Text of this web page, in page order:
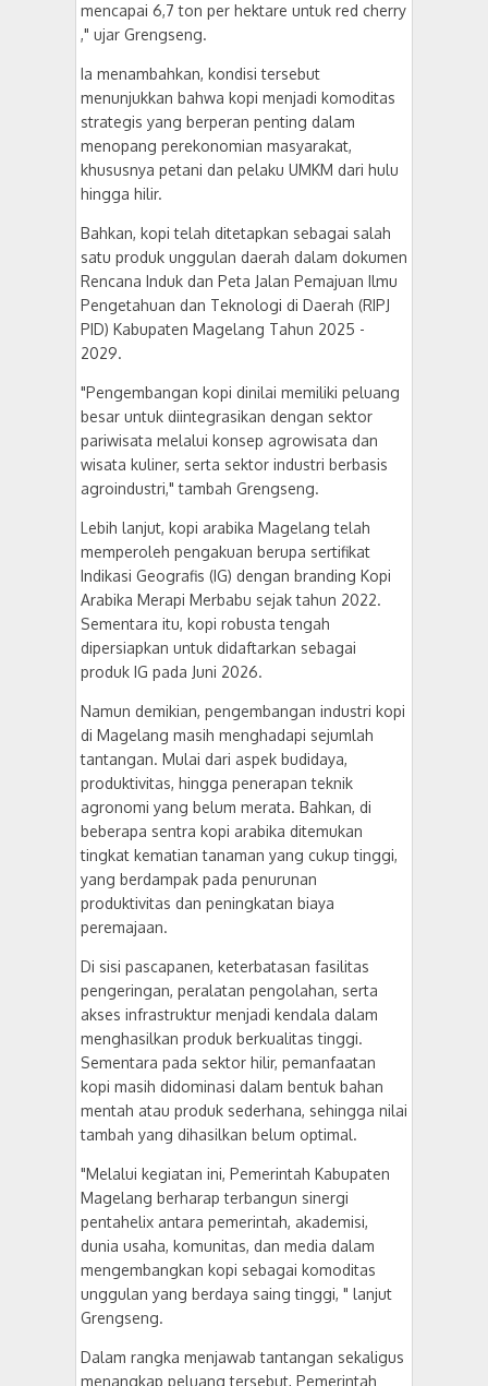
mencapai 6,7 ton per hektare untuk red cherry
," ujar Grengseng.
Ia menambahkan, kondisi tersebut
menunjukkan bahwa kopi menjadi komoditas
strategis yang berperan penting dalam
menopang perekonomian masyarakat,
khususnya petani dan pelaku UMKM dari hulu
hingga hilir.
Bahkan, kopi telah ditetapkan sebagai salah
satu produk unggulan daerah dalam dokumen
Rencana Induk dan Peta Jalan Pemajuan Ilmu
Pengetahuan dan Teknologi di Daerah (RIPJ
PID) Kabupaten Magelang Tahun 2025 -
2029.
"Pengembangan kopi dinilai memiliki peluang
besar untuk diintegrasikan dengan sektor
pariwisata melalui konsep agrowisata dan
wisata kuliner, serta sektor industri berbasis
agroindustri," tambah Grengseng.
Lebih lanjut, kopi arabika Magelang telah
memperoleh pengakuan berupa sertifikat
Indikasi Geografis (IG) dengan branding Kopi
Arabika Merapi Merbabu sejak tahun 2022.
Sementara itu, kopi robusta tengah
dipersiapkan untuk didaftarkan sebagai
produk IG pada Juni 2026.
Namun demikian, pengembangan industri kopi
di Magelang masih menghadapi sejumlah
tantangan. Mulai dari aspek budidaya,
produktivitas, hingga penerapan teknik
agronomi yang belum merata. Bahkan, di
beberapa sentra kopi arabika ditemukan
tingkat kematian tanaman yang cukup tinggi,
yang berdampak pada penurunan
produktivitas dan peningkatan biaya
peremajaan.
Di sisi pascapanen, keterbatasan fasilitas
pengeringan, peralatan pengolahan, serta
akses infrastruktur menjadi kendala dalam
menghasilkan produk berkualitas tinggi.
Sementara pada sektor hilir, pemanfaatan
kopi masih didominasi dalam bentuk bahan
mentah atau produk sederhana, sehingga nilai
tambah yang dihasilkan belum optimal.
"Melalui kegiatan ini, Pemerintah Kabupaten
Magelang berharap terbangun sinergi
pentahelix antara pemerintah, akademisi,
dunia usaha, komunitas, dan media dalam
mengembangkan kopi sebagai komoditas
unggulan yang berdaya saing tinggi, " lanjut
Grengseng.
Dalam rangka menjawab tantangan sekaligus
menangkap peluang tersebut, Pemerintah